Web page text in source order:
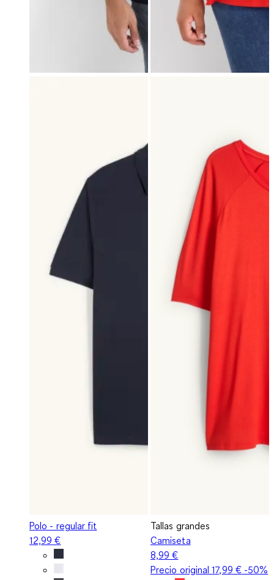
Polo - regular fit
12,99 €
Tallas grandes
Camiseta
8,99 €
Precio original17,99 €-50%